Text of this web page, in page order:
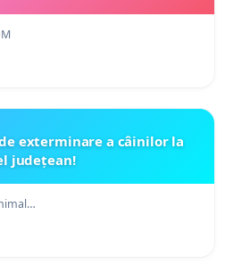
exterminare a câinilor la
județean!